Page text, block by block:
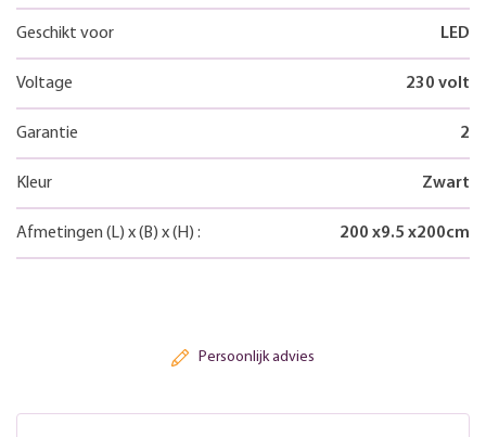
Geschikt voor LED
Voltage 230 volt
Garantie 2
Kleur Zwart
Afmetingen (L) x(B) x(H) : 200 x9.5 x200cm
Persoonlijk advies